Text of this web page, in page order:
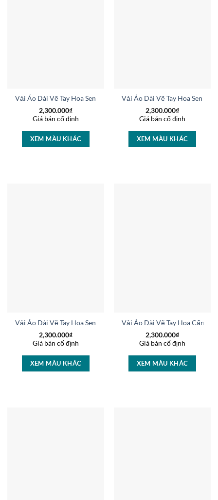
Vải Áo Dài Vẽ Tay Hoa Sen Độc Đáo AD V51029
2,300.000₫
Giá bán cố định
XEM MÀU KHÁC
Vải Áo Dài Vẽ Tay Hoa Sen
2,300.000₫
Giá bán cố định
XEM MÀU KHÁC
Vải Áo Dài Vẽ Tay Hoa Sen Vừa Ra AD V51068
2,300.000₫
Giá bán cố định
XEM MÀU KHÁC
Vải Áo Dài Vẽ Tay Hoa Cẩm
2,300.000₫
Giá bán cố định
XEM MÀU KHÁC